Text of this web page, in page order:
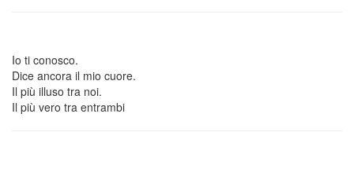
Io ti conosco.
Dice ancora il mio cuore.
Il più illuso tra noi.
Il più vero tra entrambi